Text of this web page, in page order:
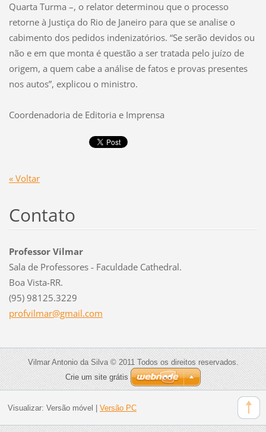
Quarta Turma –, o relator determinou que o processo
retorne à Justiça do Rio de Janeiro para que se analise o
cabimento dos pedidos indenizatórios. “Se serão devidos ou
não e em que monta é questão a ser tratada pelo juízo de
origem, a quem cabe a análise de fatos e provas presentes
nos autos”, explicou o ministro.
Coordenadoria de Editoria e Imprensa
« Voltar
Contato
Professor Vilmar
Sala de Professores - Faculdade Cathedral.
Boa Vista-RR.
(95) 98125.3229
profvilmar@gmail.com
Vilmar Antonio da Silva © 2011 Todos os direitos reservados.
Crie um site grátis
Visualizar: Versão móvel Versão PC